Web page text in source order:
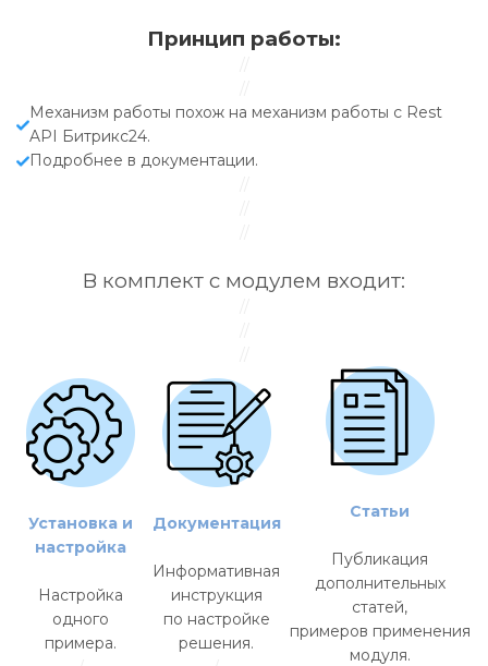
Принцип работы:
Механизм работы похож на механизм работы с Rest
API Битрикс24.
Подробнее в документации.
В комплект с модулем входит:
Установка и
настройка
Настройка
одного
примера.
Документация
Информативная
инструкция
по настройке
решения.
Статьи
Публикация
дополнительных
статей,
примеров применения
модуля.